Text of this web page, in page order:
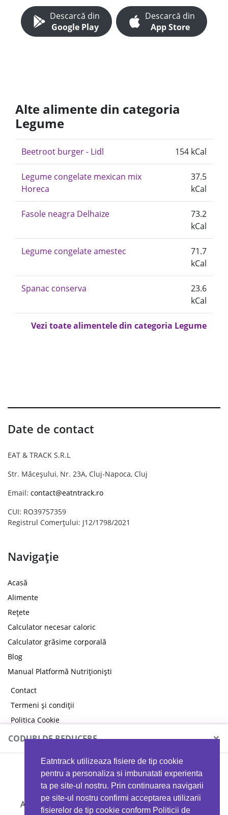
Eatntrack utilizeaza fisiere de tip cookie
pentru a personaliza si imbunatati experienta
ta pe site-ul nostru. Prin continuarea navigarii
pe site-ul nostru confirmi acceptarea utilizarii
fisierelor de tip cookie conform Politicii de
Descarcă din
Google Play
Descarcă din
App Store
Alte alimente din categoria
Legume
Beetroot burger - Lidl 154 kCal
Legume congelate mexican mix
Horeca
37.5
kCal
Fasole neagra Delhaize
73.2
kCal
Legume congelate amestec
71.7
kCal
Spanac conserva
23.6
kCal
Vezi toate alimentele din categoria Legume
Date de contact
EAT & TRACK S.R.L
Str. Măceșului, Nr. 23A, Cluj-Napoca, Cluj
Email: contact@eatntrack.ro
CUI: RO39757359
Registrul Comerțului: J12/1798/2021
Navigație
Acasă
Alimente
Rețete
Calculator necesar caloric
Calculator grăsime corporală
Blog
Manual Platformă Nutriționiști
Contact
Termeni și condiții
Politica Cookie
Politica de confidențialitate
CODURI DE REDUCERE ×
MYPROTEIN
Ai 40%reducere la orice comandă folosind codul